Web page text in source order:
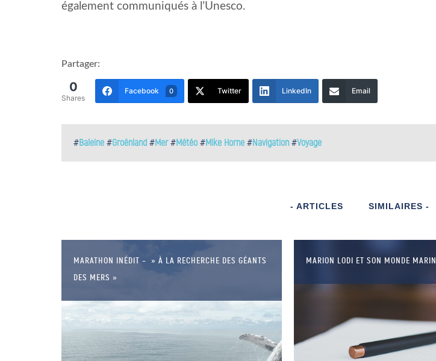
également communiqués à l’Unesco.
Partager:
0
Shares
Facebook 0 Twitter LinkedIn Email
#Baleine #Groënland #Mer#Météo #Mike Horne #Navigation #Voyage
- ARTICLES SIMILAIRES -
MARATHON INÉDIT – » À LA RECHERCHE DES GÉANTS
DES MERS »
MARION LODI ET SON MONDE MARIN